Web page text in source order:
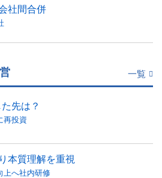
社間合併
一覧
先は？
再投資
本質理解を重視
上へ社内研修